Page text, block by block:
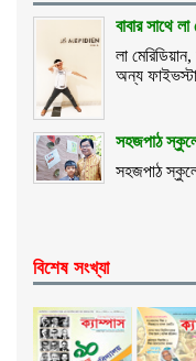
বাবার সাথে
লা
অন্য
সহজপাঠ
সহজপাঠ
বিশেষ সংখ্যা